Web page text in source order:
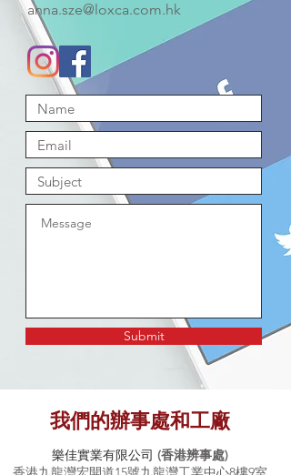
anna.sze@loxca.com.hk
Submit
我們的辦事處和工廠
樂佳實業有限公司 (香港辨事處)